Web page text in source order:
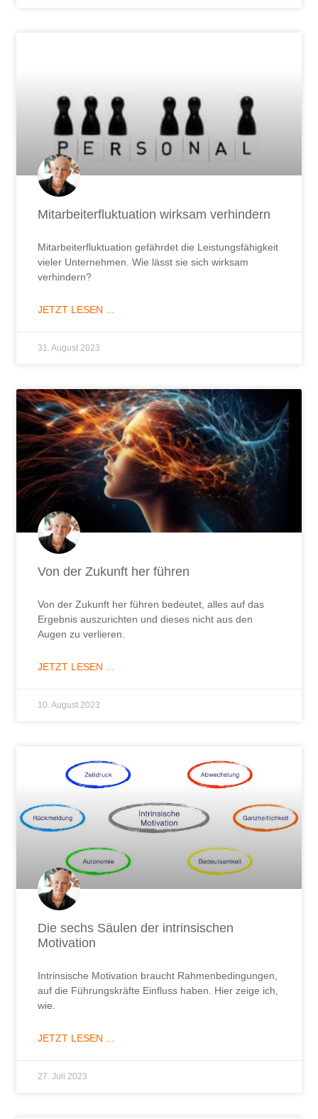
Mitarbeiterfluktuation wirksam verhindern
Mitarbeiterfluktuation gefährdet die Leistungsfähigkeit
vieler Unternehmen. Wie lässt sie sich wirksam
verhindern?
JETZT LESEN ...
31. August 2023
Von der Zukunft her führen
Von der Zukunft her führen bedeutet, alles auf das
Ergebnis auszurichten und dieses nicht aus den
Augen zu verlieren.
JETZT LESEN ...
10. August 2023
Die sechs Säulen der intrinsischen
Motivation
Intrinsische Motivation braucht Rahmenbedingungen,
auf die Führungskräfte Einfluss haben. Hier zeige ich,
wie.
JETZT LESEN ...
27. Juli 2023